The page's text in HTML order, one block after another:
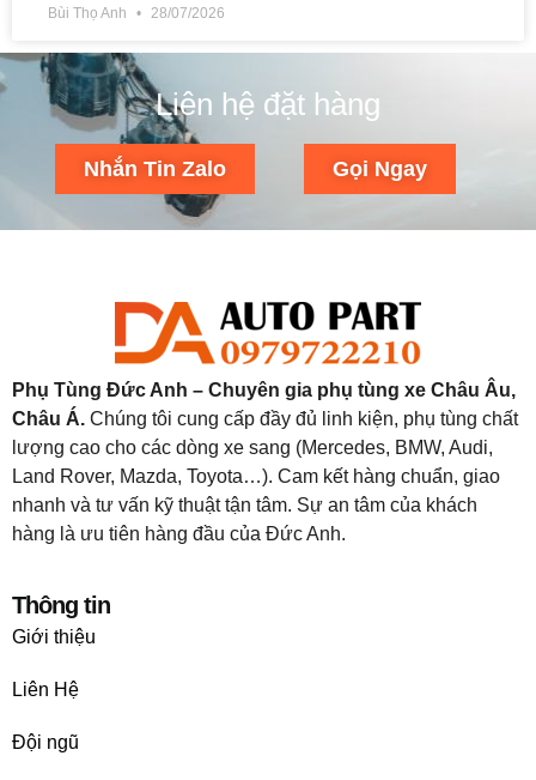
Bùi Thọ Anh 28/07/2026
Liên hệ đặt hàng
Nhắn Tin Zalo Gọi Ngay
Phụ Tùng Đức Anh – Chuyên gia phụ tùng xe Châu Âu,
Châu Á. Chúng tôi cung cấp đầy đủ linh kiện, phụ tùng chất
lượng cao cho các dòng xe sang (Mercedes, BMW, Audi,
Land Rover, Mazda, Toyota…). Cam kết hàng chuẩn, giao
nhanh và tư vấn kỹ thuật tận tâm. Sự an tâm của khách
hàng là ưu tiên hàng đầu của Đức Anh.
Thông tin
Giới thiệu
Liên Hệ
Đội ngũ